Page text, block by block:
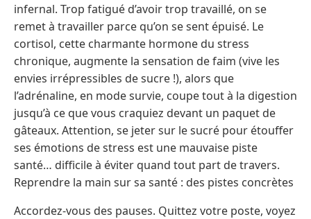
infernal. Trop fatigué d’avoir trop travaillé, on se
remet à travailler parce qu’on se sent épuisé. Le
cortisol, cette charmante hormone du stress
chronique, augmente la sensation de faim (vive les
envies irrépressibles de sucre !), alors que
l’adrénaline, en mode survie, coupe tout à la digestion
jusqu’à ce que vous craquiez devant un paquet de
gâteaux. Attention, se jeter sur le sucré pour étouffer
ses émotions de stress est une mauvaise piste
santé… difficile à éviter quand tout part de travers.
Reprendre la main sur sa santé : des pistes concrètes
Accordez-vous des pauses. Quittez votre poste, voyez